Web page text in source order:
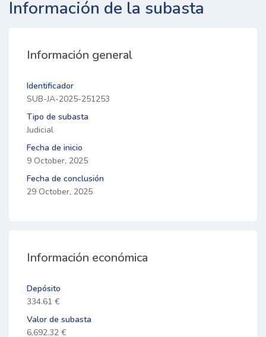
Información de la subasta
Información general
Identificador
SUB-JA-2025-251253
Tipo de subasta
Judicial
Fecha de inicio
9 October, 2025
Fecha de conclusión
29 October, 2025
Información económica
Depósito
334.61 €
Valor de subasta
6,692.32 €